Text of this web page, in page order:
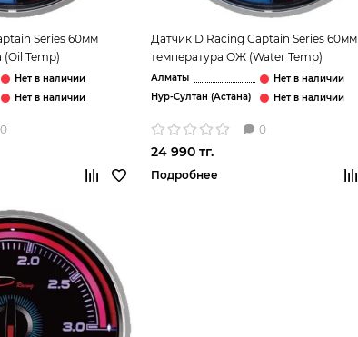
Series 60мм
(Oil Temp)
0
Датчик D Racing Captain Series 60мм
температура ОЖ (Water Temp)
Алматы
Нур-Султан (Астана)
0
24 990 тг.
Подробнее